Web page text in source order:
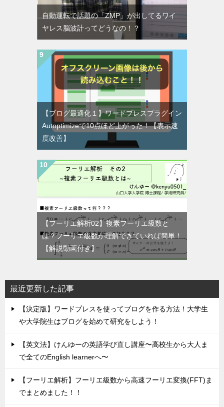
自動運転で話題の「ZMP」が出してるワイ
ヤレス脳波計ってどうなの！？
【ブログ最適化１】ワードプレスプラグイン
Autoptimizeで10点ほど上がった！【表示速
度改善】
【フーリエ解析02】複素フーリエ級数と
は？フーリエ級数が理解できていれば簡単！
【解説動画付き】
最近更新した記事
【決定版】ワードプレスを使ってブログを作る方法！大学生
や大学院生はブログを始めて研究をしよう！
【英文法】けんゆーの英語学び直し講座〜高校生から大人ま
で全てのEnglish learnerへ〜
【フーリエ解析】フーリエ級数から高速フーリエ変換(FFT)ま
でまとめました！！